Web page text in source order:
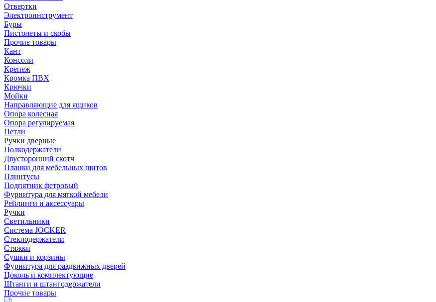
Отвертки
Электроинструмент
Буры
Пистолеты и скобы
Прочие товары
Кант
Консоли
Крепеж
Кромка ПВХ
Крючки
Мойки
Направляющие для ящиков
Опора колесная
Опора регулируемая
Петли
Ручки дверные
Полкодержатели
Двусторонний скотч
Планки для мебельных щитов
Плинтусы
Подпятник фетровый
Фурнитура для мягкой мебели
Рейлинги и аксессуары
Ручки
Светильники
Система JOCKER
Стеклодержатели
Стяжки
Сушки и корзины
Фурнитура для раздвижных дверей
Цоколь и комплектующие
Штанги и штангодержатели
Прочие товары